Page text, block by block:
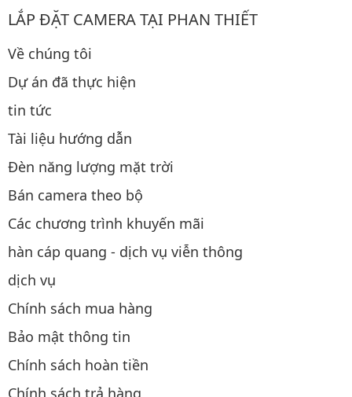
LẮP ĐẶT CAMERA TẠI PHAN THIẾT
Về chúng tôi
Dự án đã thực hiện
tin tức
Tài liệu hướng dẫn
Đèn năng lượng mặt trời
Bán camera theo bộ
Các chương trình khuyến mãi
hàn cáp quang - dịch vụ viễn thông
dịch vụ
Chính sách mua hàng
Bảo mật thông tin
Chính sách hoàn tiền
Chính sách trả hàng